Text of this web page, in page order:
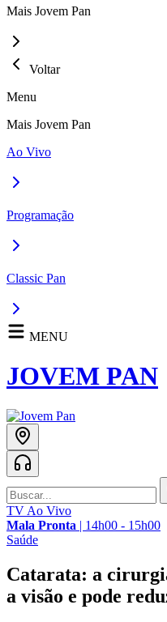
Mais Jovem Pan
Voltar
Menu
Mais Jovem Pan
Ao Vivo
Programação
Classic Pan
MENU
JOVEM PAN
TV Ao Vivo
Mala Pronta | 14h00 - 15h00
Saúde
Catarata: a
a visão e pode